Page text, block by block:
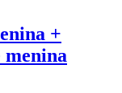
+
menina